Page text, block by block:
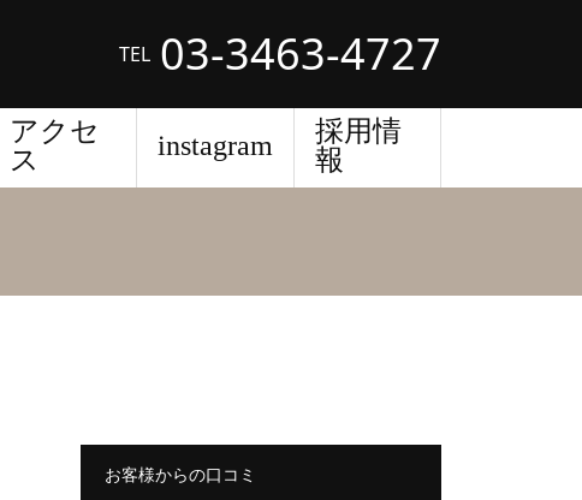
TEL 03-3463-4727
アクセ
ス
instagram
採用情
報
お客様からの口コミ